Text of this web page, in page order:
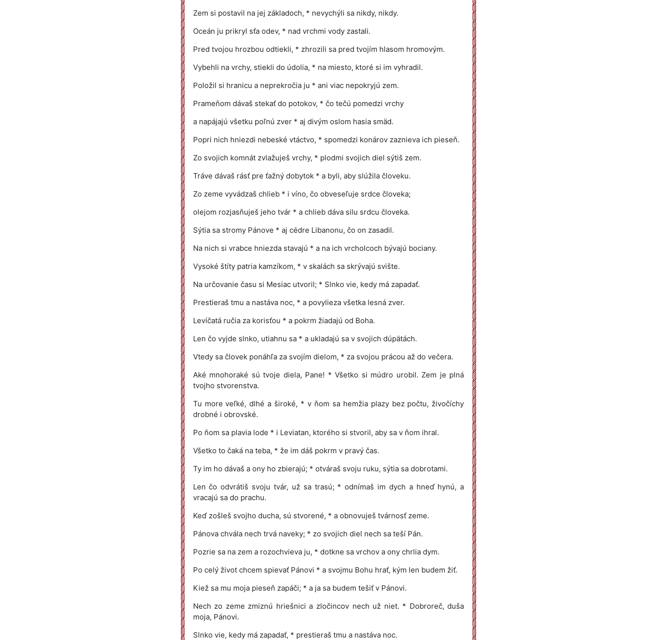
Zem si postavil na jej základoch, * nevychýli sa nikdy, nikdy.
Oceán ju prikryl sťa odev, * nad vrchmi vody zastali.
Pred tvojou hrozbou odtiekli, * zhrozili sa pred tvojím hlasom hromovým.
Vybehli na vrchy, stiekli do údolia, * na miesto, ktoré si im vyhradil.
Položil si hranicu a neprekročia ju * ani viac nepokryjú zem.
Prameňom dávaš stekať do potokov, * čo tečú pomedzi vrchy
a napájajú všetku poľnú zver * aj divým oslom hasia smäd.
Popri nich hniezdi nebeské vtáctvo, * spomedzi konárov zaznieva ich pieseň.
Zo svojich komnát zvlažuješ vrchy, * plodmi svojich diel sýtiš zem.
Tráve dávaš rásť pre ťažný dobytok * a byli, aby slúžila človeku.
Zo zeme vyvádzaš chlieb * i víno, čo obveseľuje srdce človeka;
olejom rozjasňuješ jeho tvár * a chlieb dáva silu srdcu človeka.
Sýtia sa stromy Pánove * aj cédre Libanonu, čo on zasadil.
Na nich si vrabce hniezda stavajú * a na ich vrcholcoch bývajú bociany.
Vysoké štíty patria kamzíkom, * v skalách sa skrývajú svište.
Na určovanie času si Mesiac utvoril; * Slnko vie, kedy má zapadať.
Prestieraš tmu a nastáva noc, * a povylieza všetka lesná zver.
Levíčatá ručia za korisťou * a pokrm žiadajú od Boha.
Len čo vyjde slnko, utiahnu sa * a ukladajú sa v svojich dúpätách.
Vtedy sa človek ponáhľa za svojím dielom, * za svojou prácou až do večera.
Aké mnohoraké sú tvoje diela, Pane! * Všetko si múdro urobil. Zem je plná
tvojho stvorenstva.
Tu more veľké, dlhé a široké, * v ňom sa hemžia plazy bez počtu, živočíchy
drobné i obrovské.
Po ňom sa plavia lode * i Leviatan, ktorého si stvoril, aby sa v ňom ihral.
Všetko to čaká na teba, * že im dáš pokrm v pravý čas.
Ty im ho dávaš a ony ho zbierajú; * otváraš svoju ruku, sýtia sa dobrotami.
Len čo odvrátiš svoju tvár, už sa trasú; * odnímaš im dych a hneď hynú, a
vracajú sa do prachu.
Keď zošleš svojho ducha, sú stvorené, * a obnovuješ tvárnosť zeme.
Pánova chvála nech trvá naveky; * zo svojich diel nech sa teší Pán.
Pozrie sa na zem a rozochvieva ju, * dotkne sa vrchov a ony chrlia dym.
Po celý život chcem spievať Pánovi * a svojmu Bohu hrať, kým len budem žiť.
Kiež sa mu moja pieseň zapáči; * a ja sa budem tešiť v Pánovi.
Nech zo zeme zmiznú hriešnici a zločincov nech už niet. * Dobroreč, duša
moja, Pánovi.
Slnko vie, kedy má zapadať, * prestieraš tmu a nastáva noc.